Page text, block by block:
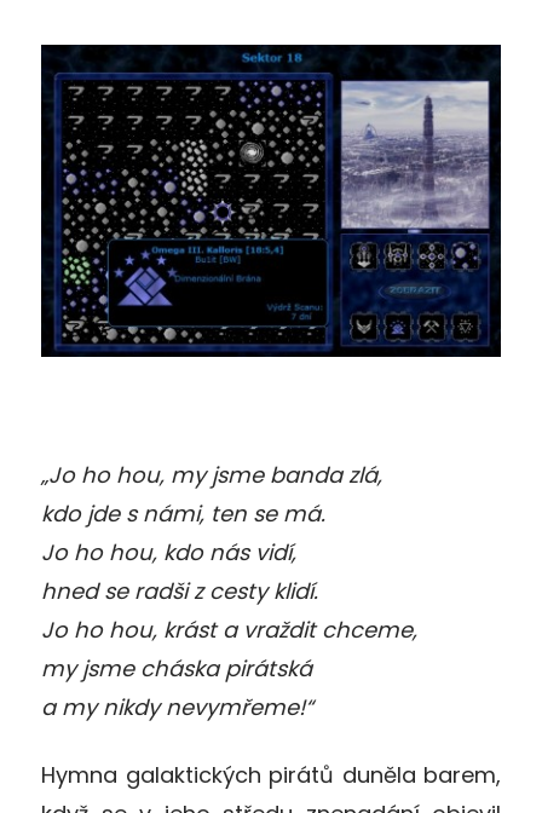
„Jo ho hou, my jsme banda zlá,
kdo jde s námi, ten se má.
Jo ho hou, kdo nás vidí,
hned se radši z cesty klidí.
Jo ho hou, krást a vraždit chceme,
my jsme cháska pirátská
a my nikdy nevymřeme!“
Hymna galaktických pirátů duněla barem,